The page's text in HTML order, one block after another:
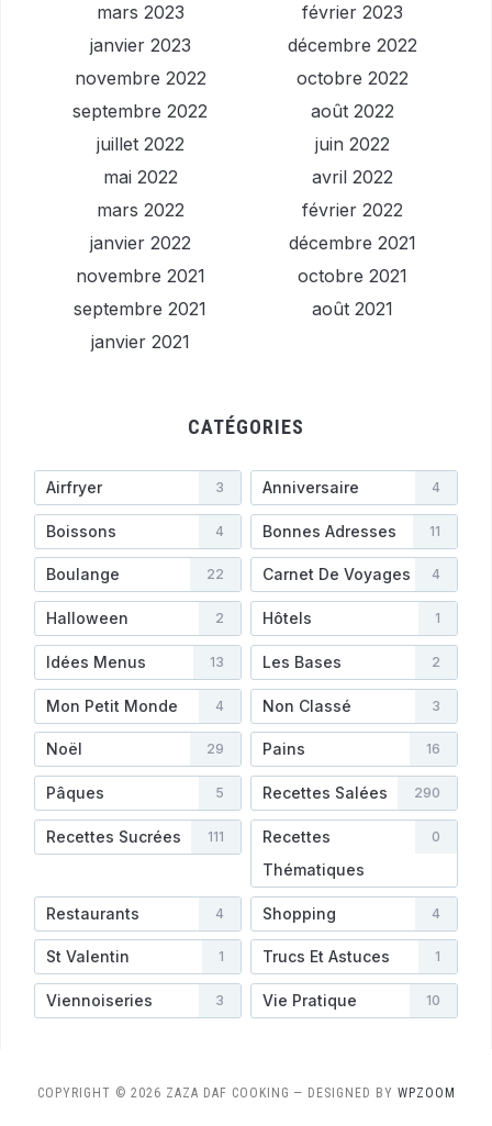
mars 2023
février 2023
janvier 2023
décembre 2022
novembre 2022
octobre 2022
septembre 2022
août 2022
juillet 2022
juin 2022
mai 2022
avril 2022
mars 2022
février 2022
janvier 2022
décembre 2021
novembre 2021
octobre 2021
septembre 2021
août 2021
janvier 2021
CATÉGORIES
Airfryer 3 Anniversaire 4
Boissons 4 Bonnes Adresses 11
Boulange 22 Carnet De Voyages 4
Halloween 2 Hôtels 1
Idées Menus 13 Les Bases 2
Mon Petit Monde 4 Non Classé 3
Noël 29 Pains 16
Pâques 5 Recettes Salées 290
Recettes Sucrées 111
Recettes
Thématiques
0
Restaurants 4 Shopping 4
St Valentin 1 Trucs Et Astuces 1
Viennoiseries 3 Vie Pratique 10
COPYRIGHT © 2026 ZAZA DAF COOKING — DESIGNED BY WPZOOM